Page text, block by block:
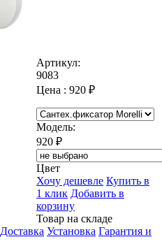
Артикул:
9083
Цена : 920 ₽
Модель:
920 ₽
Цвет
Хочу дешевле Купить в
1 клик Добавить в
корзину
Товар на складе
Доставка Установка Гарантия и